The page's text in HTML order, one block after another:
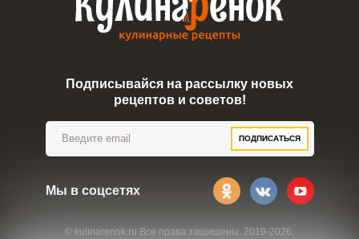
© kulinarenok.ru Все права защищены. 2019-2026.
Подписывайся на рассылку новых
рецептов и советов!
ПОДПИСАТЬСЯ
Мы в соцсетях